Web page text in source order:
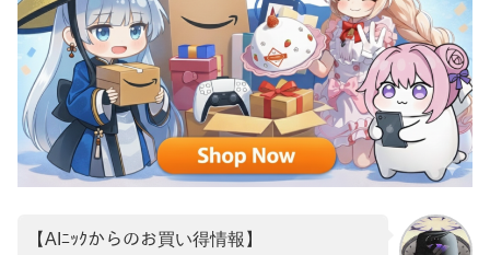
【AIﾆｯｸからのお買い得情報】